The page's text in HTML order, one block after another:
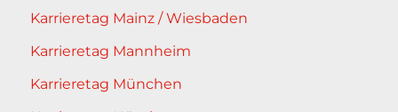
Karrieretag Mainz / Wiesbaden
Karrieretag Mannheim
Karrieretag München